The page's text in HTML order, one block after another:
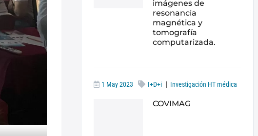
imágenes de
resonancia
magnética y
tomografía
computarizada.
1 May 2023 I+D+i | Investigación HT médica
COVIMAG